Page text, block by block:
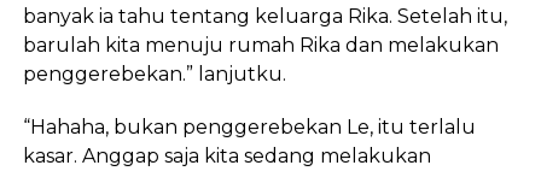
banyak ia tahu tentang keluarga Rika. Setelah itu,
barulah kita menuju rumah Rika dan melakukan
penggerebekan.” lanjutku.
“Hahaha, bukan penggerebekan Le, itu terlalu
kasar. Anggap saja kita sedang melakukan